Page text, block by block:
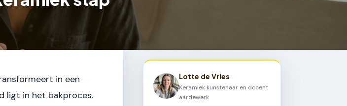
in een
ligt in het bakproces.
Lotte de Vries
Keramiek kunstenaar en docent
aardewerk